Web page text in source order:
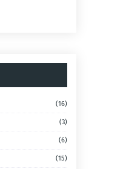
(16)
(3)
(6)
(15)